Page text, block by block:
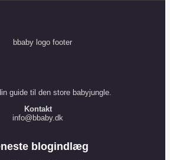
guide til den store babyjungle.
Kontakt
info@bbaby.dk
blogindlæg